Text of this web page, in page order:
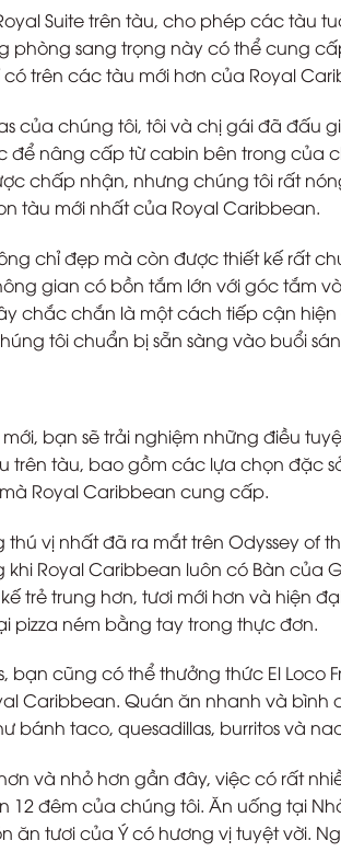
Suite trên tàu, cho phép các tàu
phòng sang trọng này có thể cung
có trên các tàu mới hơn của Royal
của chúng tôi, tôi và chị gái đã đấu
để nâng cấp từ cabin bên trong của
chấp nhận, nhưng chúng tôi rất
tàu mới nhất của Royal Caribbean.
chỉ đẹp mà còn được thiết kế rất
gian có bồn tắm lớn với góc tắm
chắc chắn là một cách tiếp cận
tôi chuẩn bị sẵn sàng vào buổi
bạn sẽ trải nghiệm những điều
trên tàu, bao gồm các lựa chọn đặc
Royal Caribbean cung cấp.
vị nhất đã ra mắt trên Odyssey of
khi Royal Caribbean luôn có Bàn của
trẻ trung hơn, tươi mới hơn và hiện
pizza ném bằng tay trong thực đơn.
bạn cũng có thể thưởng thức El Loco
Caribbean. Quán ăn nhanh và
bánh taco, quesadillas, burritos và
và nhỏ hơn gần đây, việc có rất
12 đêm của chúng tôi. Ăn uống tại
ăn tươi của Ý có hương vị tuyệt vời.